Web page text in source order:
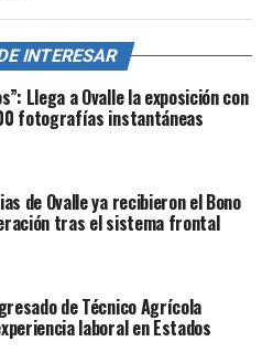
INTERESAR
Llega a Ovalle la exposición con
fotografías instantáneas
de Ovalle ya recibieron el Bono
tras el sistema frontal
de Técnico Agrícola
laboral en Estados